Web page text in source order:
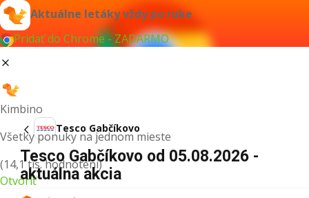
Aktuálne letáky vždy po ruke
Pridať do Chrome - ZADARMO
Kimbino
Všetky ponuky na jednom mieste
(14,1 tis. hodnotení)
Otvoriť
Tesco Gabčíkovo
Tesco Gabčíkovo od 05.08.2026 -
aktuálna akcia